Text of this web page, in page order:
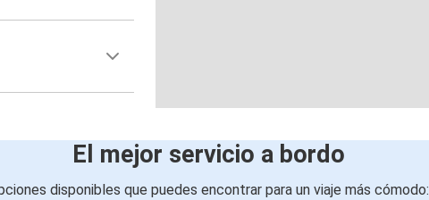
El mejor servicio a bordo
disponibles que puedes encontrar para un viaje más cómodo: